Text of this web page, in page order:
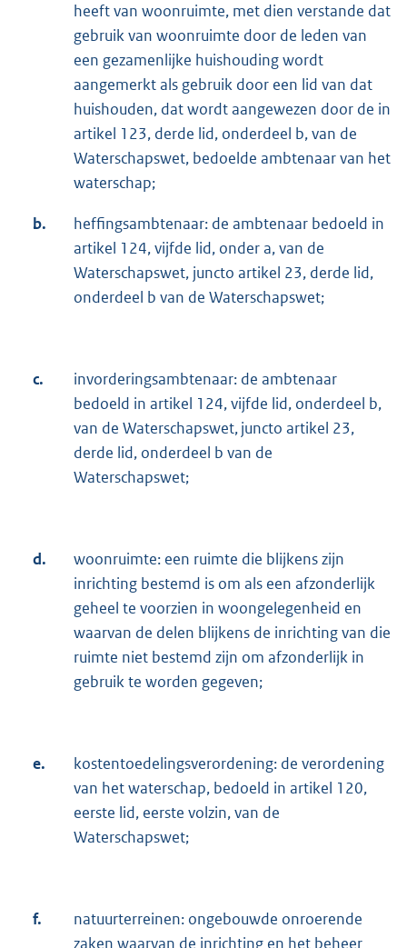
heeft van woonruimte, met dien verstande dat
gebruik van woonruimte door de leden van
een gezamenlijke huishouding wordt
aangemerkt als gebruik door een lid van dat
huishouden, dat wordt aangewezen door de in
artikel 123, derde lid, onderdeel b, van de
Waterschapswet, bedoelde ambtenaar van het
waterschap;
b.
.
heffingsambtenaar: de ambtenaar bedoeld in
artikel 124, vijfde lid, onder a, van de
Waterschapswet, juncto artikel 23, derde lid,
onderdeel b van de Waterschapswet;
c.
invorderingsambtenaar: de ambtenaar
bedoeld in artikel 124, vijfde lid, onderdeel b,
van de Waterschapswet, juncto artikel 23,
derde lid, onderdeel b van de
Waterschapswet;
d.
woonruimte: een ruimte die blijkens zijn
inrichting bestemd is om als een afzonderlijk
geheel te voorzien in woongelegenheid en
waarvan de delen blijkens de inrichting van die
ruimte niet bestemd zijn om afzonderlijk in
gebruik te worden gegeven;
e.
kostentoedelingsverordening: de verordening
van het waterschap, bedoeld in artikel 120,
eerste lid, eerste volzin, van de
Waterschapswet;
f.
natuurterreinen: ongebouwde onroerende
zaken waarvan de inrichting en het beheer